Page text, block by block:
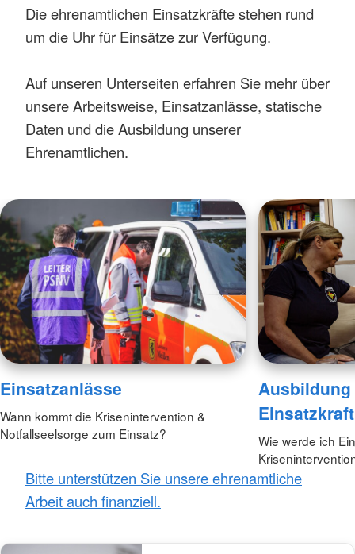
Die ehrenamtlichen Einsatzkräfte stehen rund
um die Uhr für Einsätze zur Verfügung.
Auf unseren Unterseiten erfahren Sie mehr über
unsere Arbeitsweise, Einsatzanlässe, statische
Daten und die Ausbildung unserer
Ehrenamtlichen.
Einsatzanlässe
Wann kommt die Krisenintervention &
Notfallseelsorge zum Einsatz?
Ausbildung
Einsatzkraft
Wie werde ich
Bitte unterstützen Sie unsere ehrenamtliche
Arbeit auch finanziell.